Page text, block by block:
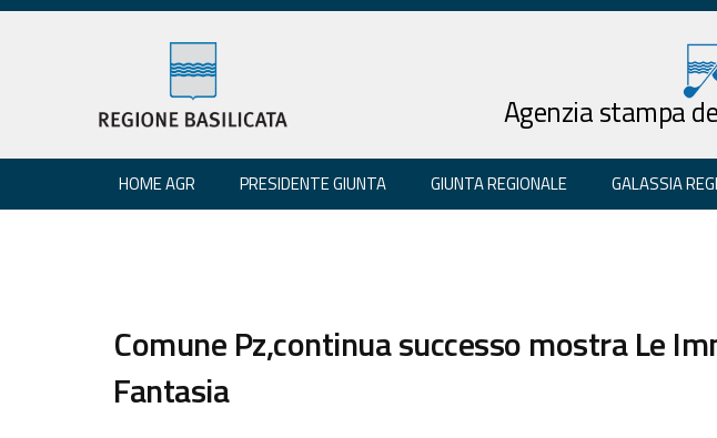
Agenzia stampa
HOME AGR PRESIDENTE GIUNTA GIUNTA REGIONALE GALASSIA
Comune Pz,continua successo mostra Le
Fantasia